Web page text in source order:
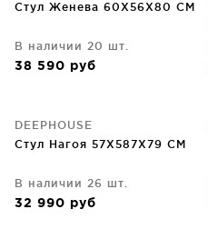
Cтул Женева 60X56X80 CM
В наличии 20 шт.
38 590 руб
DEEPHOUSE
Стул Нагоя 57X587X79 CM
В наличии 26 шт.
32 990 руб